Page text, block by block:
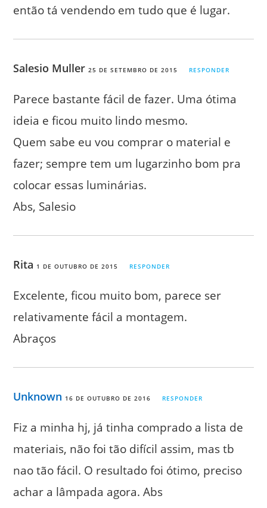
então tá vendendo em tudo que é lugar.
Salesio Muller25 DE SETEMBRO DE 2015 RESPONDER
Parece bastante fácil de fazer. Uma ótima
ideia e ficou muito lindo mesmo.
Quem sabe eu vou comprar o material e
fazer; sempre tem um lugarzinho bom pra
colocar essas luminárias.
Abs, Salesio
Rita 1 DE OUTUBRO DE 2015 RESPONDER
Excelente, ficou muito bom, parece ser
relativamente fácil a montagem.
Abraços
Unknown 16 DE OUTUBRO DE 2016 RESPONDER
Fiz a minha hj, já tinha comprado a lista de
materiais, não foi tão difícil assim, mas tb
nao tão fácil. O resultado foi ótimo, preciso
achar a lâmpada agora. Abs